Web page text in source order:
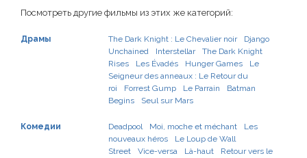
Посмотреть другие фильмы из этих же категорий:
Драмы The Dark Knight : Le Chevalier noir
Django
Unchained
Interstellar
The Dark Knight
Rises
Les Évadés Hunger Games
Le
Seigneur des anneaux : Le Retour du
roi
Forrest Gump Le Parrain
Batman
Begins
Seul sur Mars
Комедии Deadpool Moi, moche et méchant
Les
nouveaux héros
Le Loup de Wall
Street
Vice-versa Là-haut
Retour vers le